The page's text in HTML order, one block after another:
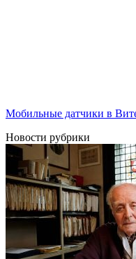
Мобильные датчики в
Новости рубрики